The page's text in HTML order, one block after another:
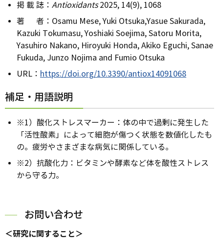
掲 載 誌： Antioxidants2025, 14(9), 1068
著 者：Osamu Mese, Yuki Otsuka,Yasue Sakurada,
Kazuki Tokumasu, Yoshiaki Soejima, Satoru Morita,
Yasuhiro Nakano, Hiroyuki Honda, Akiko Eguchi, Sanae
Fukuda, Junzo Nojima and Fumio Otsuka
URL： https://doi.org/10.3390/antiox14091068
補足・用語説明
※1）酸化ストレスマーカー：体の中で過剰に発生した
「活性酸素」によって細胞が傷つく状態を数値化したも
の。疲労やさまざまな病気に関係している。
※2）抗酸化力：ビタミンや酵素など体を酸性ストレス
から守る力。
お問い合わせ
＜研究に関すること＞